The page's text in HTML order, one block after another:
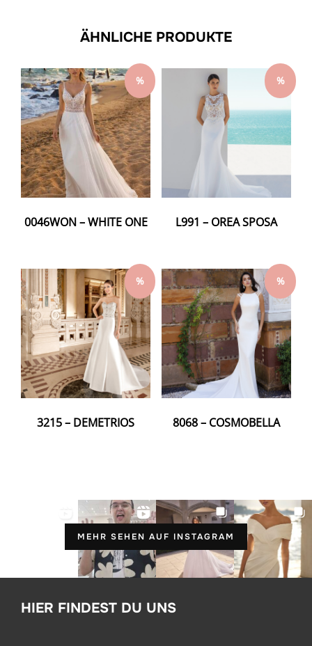
ÄHNLICHE PRODUKTE
%
0046WON – WHITE ONE
%
L991 – OREA SPOSA
%
3215 – DEMETRIOS
%
8068 – COSMOBELLA
MEHR SEHEN AUF INSTAGRAM
HIER FINDEST DU UNS